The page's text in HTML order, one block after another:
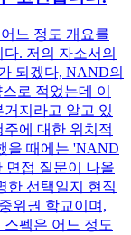
느 정도 개요를
. 저의 자소서의
되겠다, NAND의
로 적었는데 이
지라고 알고 있
에 대한 위치적
을 때에는 'NAND
면접 질문이 나올
한 선택일지 현직
위권 학교이며,
스펙은 어느 정도